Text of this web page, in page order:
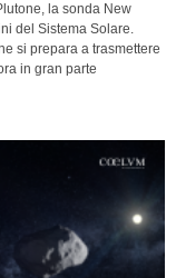
la sonda New
del Sistema Solare.
si prepara a trasmettere
in gran parte